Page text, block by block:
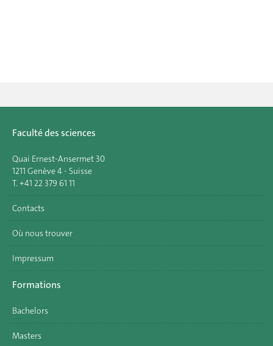
Faculté des sciences
Quai Ernest-Ansermet 30
1211 Genève 4 - Suisse
T. +41 22 379 61 11
Contacts
Où nous trouver
Impressum
Formations
Bachelors
Masters